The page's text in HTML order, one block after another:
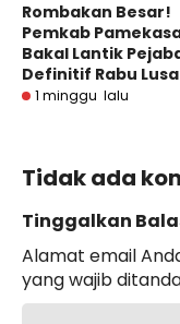
Rombakan Besar!
Pemkab
Bakal Lantik
Definitif Rabu Lusa
1 minggu lalu
Tidak ada
Tinggalkan
Alamat email
yang wajib